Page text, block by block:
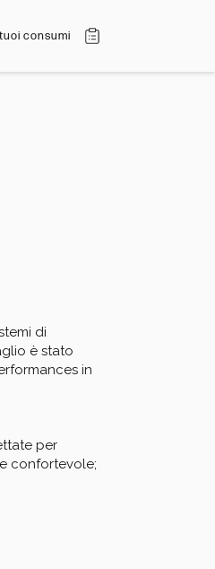
consumi
di
è stato
in
per
confortevole;